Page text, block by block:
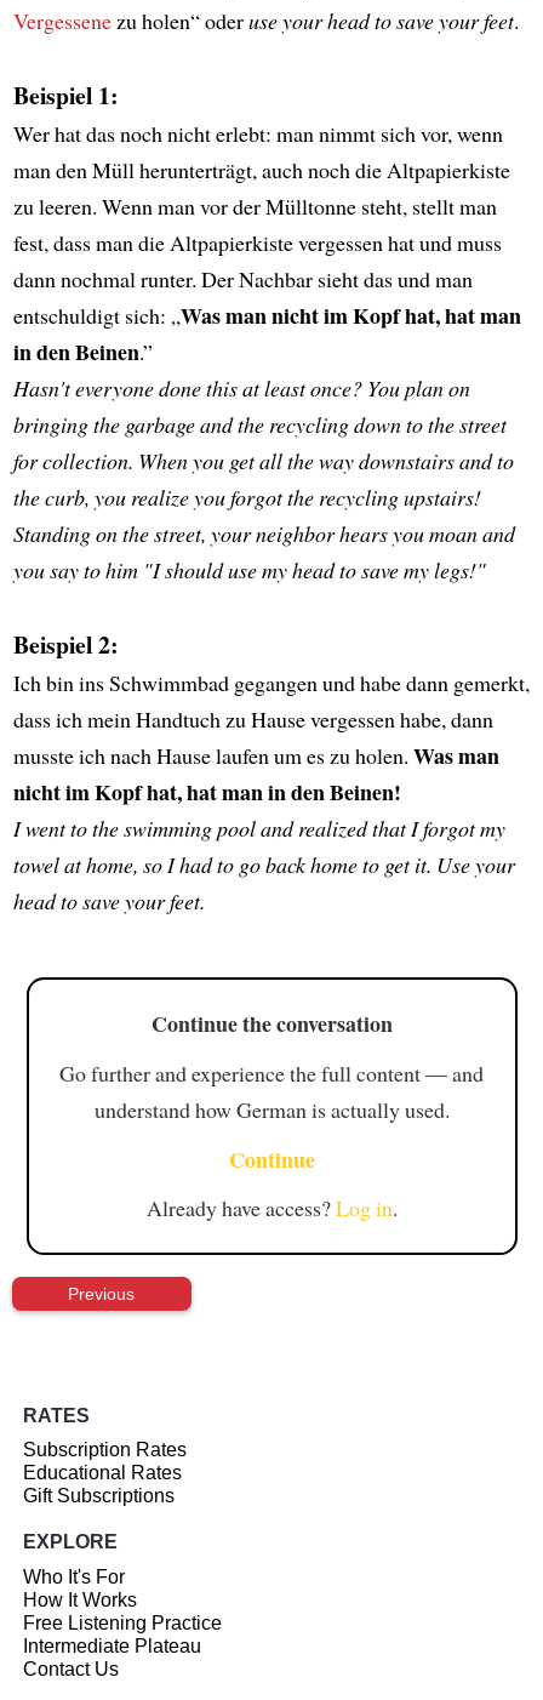
Vergessenezu holen“ oderuse your head to save your feet.
Beispiel 1:
Wer hat das noch nicht erlebt: man nimmt sich vor, wenn
man den Müll herunterträgt, auch noch die Altpapierkiste
zu leeren. Wenn man vor der Mülltonne steht, stellt man
fest, dass man die Altpapierkiste vergessen hat und muss
dann nochmal runter. Der Nachbar sieht das und man
entschuldigt sich: „Was man nicht im Kopf hat, hat man
in den Beinen.”
Hasn't everyone done this at least once? You plan on
bringing the garbage and the recycling down to the street
for collection. When you get all the way downstairs and to
the curb, you realize you forgot the recycling upstairs!
Standing on the street, your neighbor hears you moan and
you say to him "I should use my head to save my legs!"
Beispiel 2:
Ich bin ins Schwimmbad gegangen und habe dann gemerkt,
dass ich mein Handtuch zu Hause vergessen habe, dann
musste ich nach Hause laufen um es zu holen. Was man
nicht im Kopf hat, hat man in den Beinen!
I went to the swimming pool and realized that I forgot my
towel at home, so I had to go back home to get it. Use your
head to save your feet.
Continue the conversation
Go further and experience the full content — and
understand how German is actually used.
Continue
Already have access?Log in.
Previous
RATES
Subscription Rates
Educational Rates
Gift Subscriptions
EXPLORE
Who It's For
How It Works
Free Listening Practice
Intermediate Plateau
Contact Us